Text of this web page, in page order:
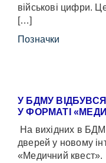
військові цифри.
[…]
Позначки
У БДМУ
У ФОРМАТІ
На вихідних в
дверей у новому
«Медичний